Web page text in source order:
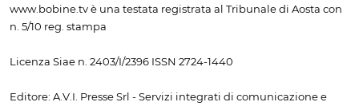
www.bobine.tv è una testata registrata al Tribunale di Aosta con
n. 5/10 reg. stampa
Licenza Siae n. 2403/I/2396 ISSN 2724-1440
Editore: A.V.I. Presse Srl - Servizi integrati di comunicazione e